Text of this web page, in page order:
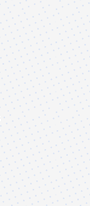
La
trabajo
de